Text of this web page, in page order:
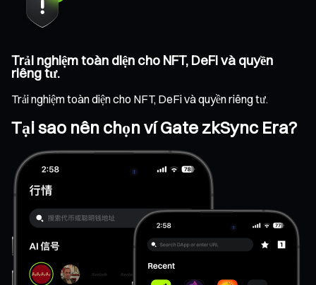
Trải nghiệm toàn diện cho NFT, DeFi và quyền
riêng tư.
Trải nghiệm toàn diện cho NFT, DeFi và quyền riêng tư.
Tại sao nên chọn ví Gate zkSync Era?